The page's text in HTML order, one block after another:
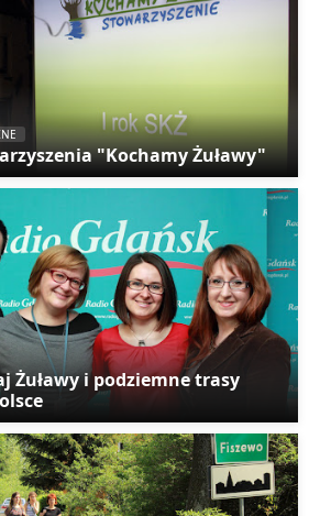
"Kochamy Żuławy"
Żuławy i podziemne trasy